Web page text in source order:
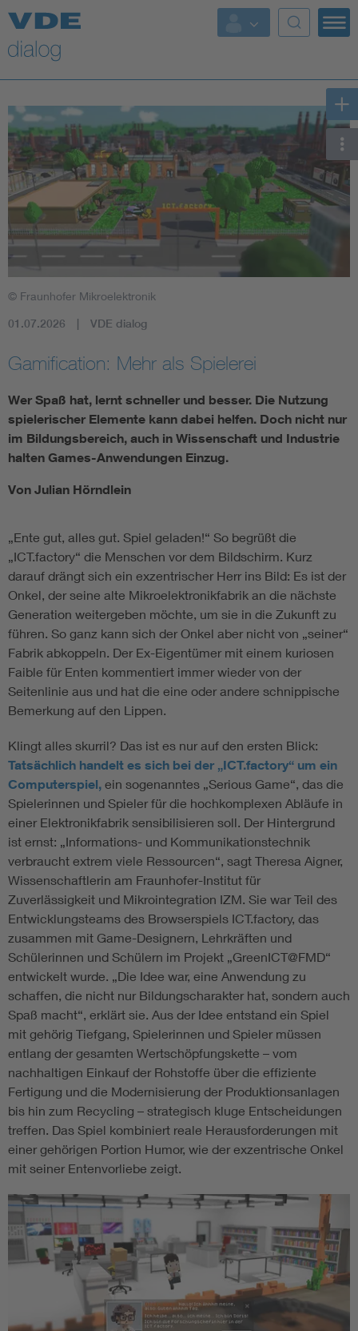
© Fraunhofer Mikroelektronik
01.07.2026 VDE dialog
Gamification: Mehr als Spielerei
Wer Spaß hat, lernt schneller und besser. Die Nutzung
spielerischer Elemente kann dabei helfen. Doch nicht nur
im Bildungsbereich, auch in Wissenschaft und Industrie
halten Games-Anwendungen Einzug.
Von Julian Hörndlein
„Ente gut, alles gut. Spiel geladen!“ So begrüßt die
„ICT.factory“ die Menschen vor dem Bildschirm. Kurz
darauf drängt sich ein exzentrischer Herr ins Bild: Es ist der
Onkel, der seine alte Mikroelektronikfabrik an die nächste
Generation weitergeben möchte, um sie in die Zukunft zu
führen. So ganz kann sich der Onkel aber nicht von „seiner“
Fabrik abkoppeln. Der Ex-Eigentümer mit einem kuriosen
Faible für Enten kommentiert immer wieder von der
Seitenlinie aus und hat die eine oder andere schnippische
Bemerkung auf den Lippen.
Klingt alles skurril? Das ist es nur auf den ersten Blick:
Tatsächlich handelt es sich bei der „ICT.factory“ um ein
Computerspiel, ein sogenanntes „Serious Game“, das die
Spielerinnen und Spieler für die hochkomplexen Abläufe in
einer Elektronikfabrik sensibilisieren soll. Der Hintergrund
ist ernst: „Informations- und Kommunikationstechnik
verbraucht extrem viele Ressourcen“, sagt Theresa Aigner,
Wissenschaftlerin am Fraunhofer-Institut für
Zuverlässigkeit und Mikrointegration IZM. Sie war Teil des
Entwicklungsteams des Browserspiels ICT.factory, das
zusammen mit Game-Designern, Lehrkräften und
Schülerinnen und Schülern im Projekt „GreenICT@FMD“
entwickelt wurde. „Die Idee war, eine Anwendung zu
schaffen, die nicht nur Bildungscharakter hat, sondern auch
Spaß macht“, erklärt sie. Aus der Idee entstand ein Spiel
mit gehörig Tiefgang, Spielerinnen und Spieler müssen
entlang der gesamten Wertschöpfungskette – vom
nachhaltigen Einkauf der Rohstoffe über die effiziente
Fertigung und die Modernisierung der Produktionsanlagen
bis hin zum Recycling – strategisch kluge Entscheidungen
treffen. Das Spiel kombiniert reale Herausforderungen mit
einer gehörigen Portion Humor, wie der exzentrische Onkel
mit seiner Entenvorliebe zeigt.